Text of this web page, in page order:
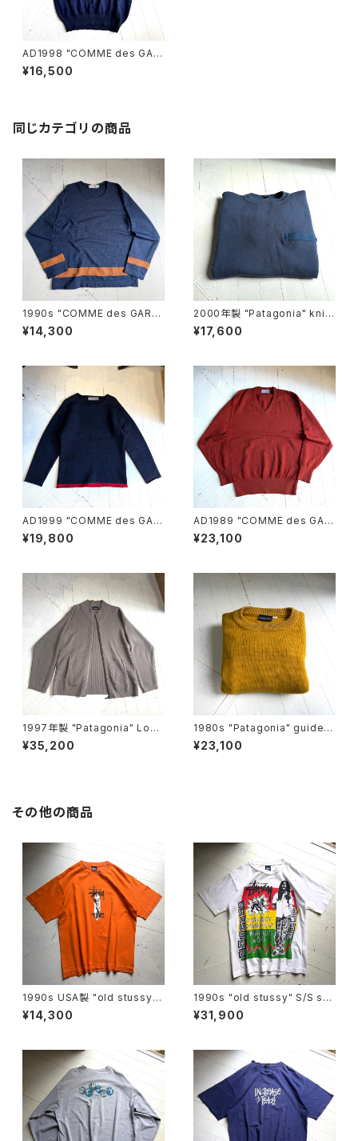
AD1998 "COMME des GAR
ÇONS HOMME PLUS" sum
mer knit
¥16,500
同じカテゴリの商品
1990s "COMME des GARÇ
ONS SHIRT" knit
¥14,300
2000年製 "Patagonia" knit
pullover
¥17,600
AD1999 "COMME des GAR
ÇONS HOMME" wool knit
¥19,800
AD1989 "COMME des GAR
ÇONS HOMME" knit
¥23,100
1997年製 "Patagonia" Lom
bswool Zip Cardigan
¥35,200
1980s "Patagonia" guide s
weater
¥23,100
その他の商品
1990s USA製 "old stussy"
S/S T-shirt
¥14,300
1990s "old stussy" S/S shi
rt
¥31,900